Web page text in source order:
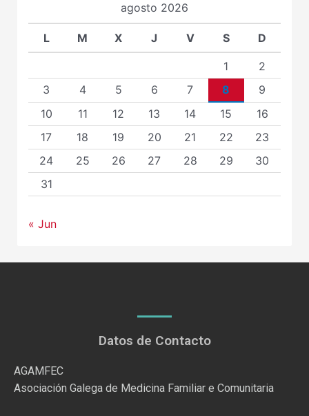
agosto 2026
L M X J V S D
1
2
3
4 5 6 7 8
9
10
11 12 13 14 15
16
17
18 19 20 21 22
23
24
25 26 27 28 29
30
31
« Jun
Datos de Contacto
AGAMFEC
Asociación Galega de Medicina Familiar e Comunitaria